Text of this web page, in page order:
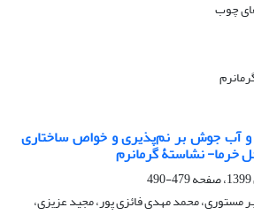
و آب جوش بر نم‌پذیری و خواص ساختاری
خرما- نشاستۀ گرمانرم
479-490
مستوری، محمد مهدی فائزی پور، مجید عزیزی،